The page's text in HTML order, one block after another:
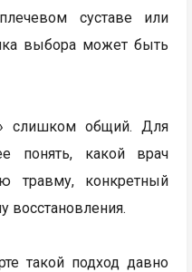
суставе или
выбора может быть
слишком общий. Для
понять, какой врач
травму, конкретный
восстановления.
такой подход давно